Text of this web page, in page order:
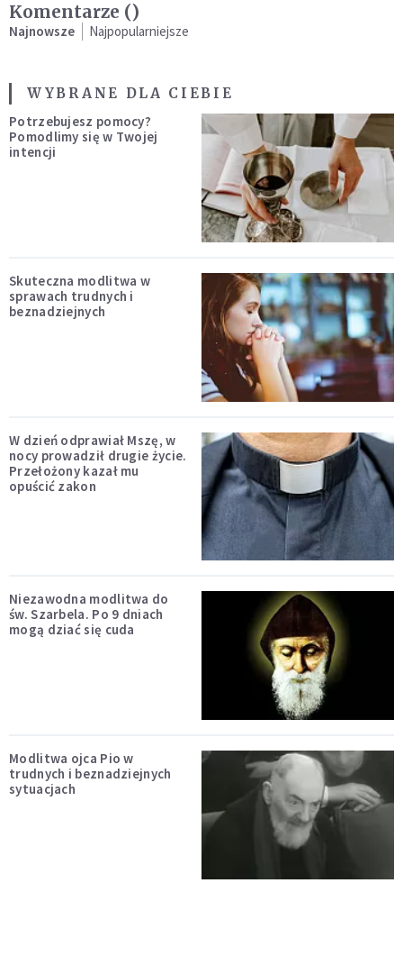
Komentarze ()
Najnowsze Najpopularniejsze
WYBRANE DLA CIEBIE
Potrzebujesz pomocy?
Pomodlimy się w Twojej
intencji
Skuteczna modlitwa w
sprawach trudnych i
beznadziejnych
W dzień odprawiał Mszę, w
nocy prowadził drugie życie.
Przełożony kazał mu
opuścić zakon
Niezawodna modlitwa do
św. Szarbela. Po 9 dniach
mogą dziać się cuda
Modlitwa ojca Pio w
trudnych i beznadziejnych
sytuacjach